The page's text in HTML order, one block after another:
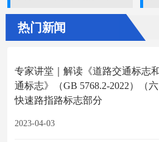
热门新闻
专家讲堂｜解读《道路交通标志
通标志》（GB 5768.2-2022）
快速路指路标志部分
2023-04-03